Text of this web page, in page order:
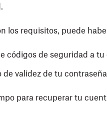
los requisitos, puede
códigos de seguridad a
validez de tu contraseña
para recuperar tu